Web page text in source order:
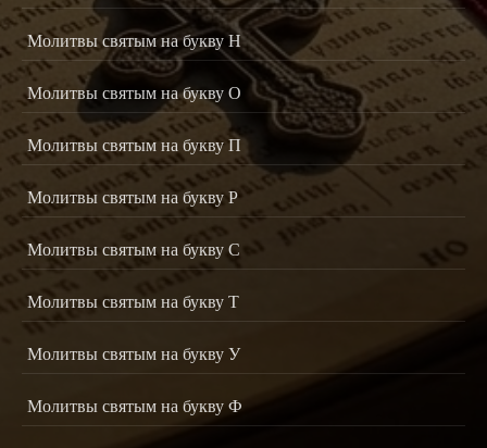
Молитвы святым на букву Н
Молитвы святым на букву О
Молитвы святым на букву П
Молитвы святым на букву Р
Молитвы святым на букву С
Молитвы святым на букву Т
Молитвы святым на букву У
Молитвы святым на букву Ф